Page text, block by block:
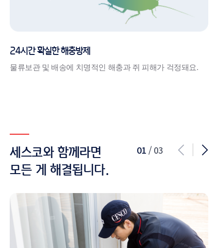
24시간 확실한 해충방제
물류보관 및 배송에 치명적인 해충과 쥐 피해가 걱정돼요.
세스코와 함께라면
모든 게 해결됩니다.
01 / 03